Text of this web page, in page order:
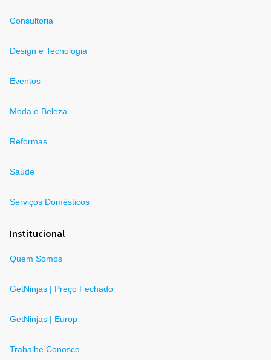
Consultoria
Design e Tecnologia
Eventos
Moda e Beleza
Reformas
Saúde
Serviços Domésticos
Institucional
Quem Somos
GetNinjas | Preço Fechado
GetNinjas | Europ
Trabalhe Conosco